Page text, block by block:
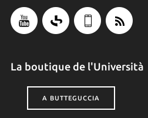
La boutique de l'Università
A BUTTEGUCCIA